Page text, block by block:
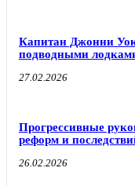
Капитан Джонни
подводными
27.02.2026
Прогрессивные
реформ и
26.02.2026